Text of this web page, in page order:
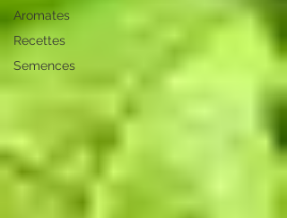
Aromates
Recettes
Semences